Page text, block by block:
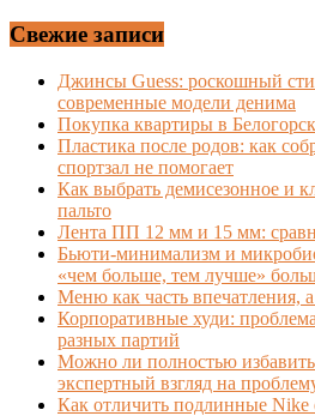
Свежие записи
Джинсы Guess: роскошный
современные модели денима
Покупка квартиры в
Пластика после родов: как
спортзал не помогает
Как выбрать демисезонное и
пальто
Лента ПП 12 мм и 15 мм:
Бьюти-минимализм и
«чем больше, тем лучше»
Меню как часть впечатления,
Корпоративные худи:
разных партий
Можно ли полностью
экспертный взгляд на
Как отличить подлинные Nike